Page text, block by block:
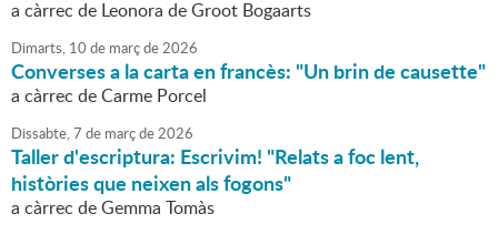
a càrrec de Leonora de Groot Bogaarts
Dimarts, 10 de marçde2026
Converses a la carta en francès: "Un brin de causette"
a càrrec de Carme Porcel
Dissabte,7 de marçde2026
Taller d'escriptura: Escrivim! "Relats a foc lent,
històries que neixen als fogons"
a càrrec de Gemma Tomàs